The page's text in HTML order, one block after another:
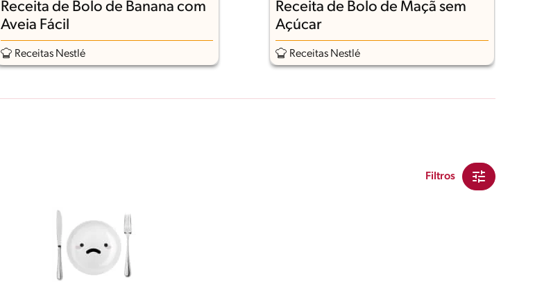
Receita de Bolo de Banana com
Aveia Fácil
Receitas Nestlé
Receita de Bolo de Maçã sem
Açúcar
Receitas Nestlé
Filtros